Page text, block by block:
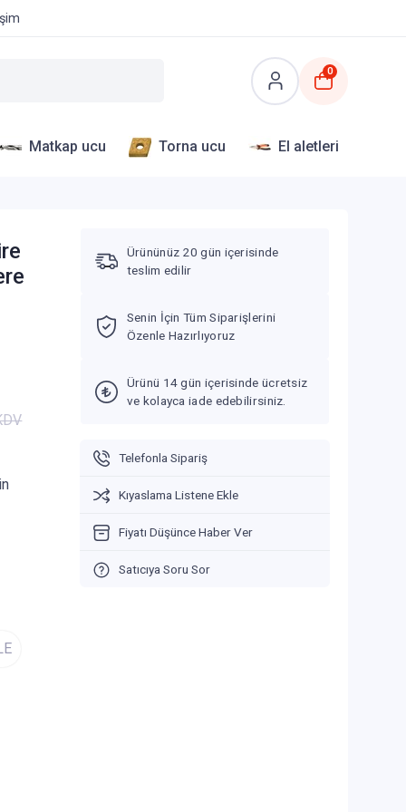
0
Matkap ucu Torna ucu El aletleri
Ürününüz 20 gün içerisinde
teslim edilir
Senin İçin Tüm Siparişlerini
Özenle Hazırlıyoruz
Ürünü 14 gün içerisinde ücretsiz
ve kolayca iade edebilirsiniz.
Telefonla Sipariş
Kıyaslama Listene Ekle
Fiyatı Düşünce Haber Ver
Satıcıya Soru Sor